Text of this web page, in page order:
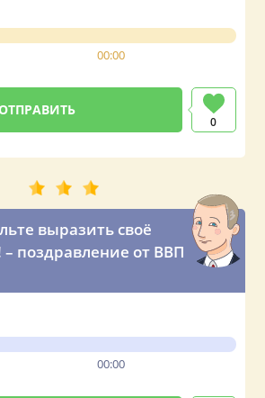
00:00
0
выразить своё
поздравление от ВВП
00:00